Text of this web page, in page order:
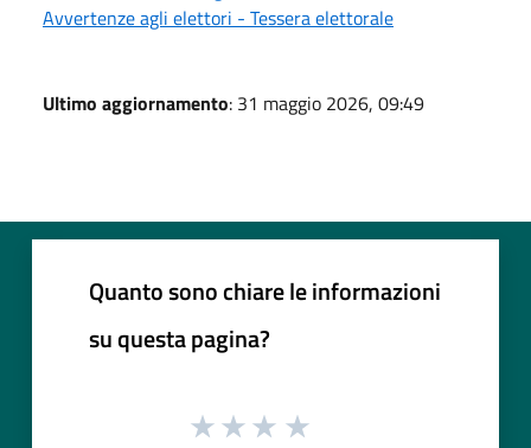
Avvertenze agli elettori - Tessera elettorale
Ultimo aggiornamento: 31 maggio 2026, 09:49
Quanto sono chiare le informazioni
su questa pagina?